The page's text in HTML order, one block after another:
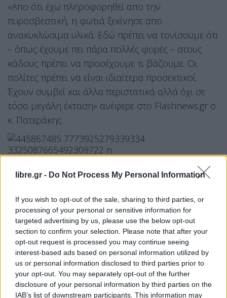
libre.gr - Do Not Process My Personal Information
If you wish to opt-out of the sale, sharing to third parties, or
processing of your personal or sensitive information for
targeted advertising by us, please use the below opt-out
section to confirm your selection. Please note that after your
opt-out request is processed you may continue seeing
interest-based ads based on personal information utilized by
us or personal information disclosed to third parties prior to
your opt-out. You may separately opt-out of the further
disclosure of your personal information by third parties on the
IAB’s list of downstream participants. This information may
«Απο ότι έχω πληροφορηθεί απο την
πυροσβεστική, η φωτιά ξεκίνησε απο
ανακυκλώσιμα υλικά. Εδώ πρέπει να τονίσουμε ότι
– όπως έχουμε πει πάρα πολλές φορές – στους
κάδους πρέπει να προσέχουμε τι βάζουμε. Οι
πολίτες πρέπει να είναι ιδιαίτερα προσεκτικοί.
Έχουν συμβεί και άλλα περιστατικά αλλά όχι σε
τόσο μεγάλη έκταση» ανέφερε στο Flashnews.gr ο
κ. Πατεράκης.
εγκαταστάσεις φαίνεται να είναι αρκετά μεγάλη
και μόλις κατασβεστεί η φωτιά θα γίνει αποτίμηση
και άμεσα θα ξεκινήσουν οι εργασίες
αποκατάστασης. Στο μεταξύ το εργοστάσιο θα
συνεχίσει την κανονική του λειτουργία, καθώς
όπως είπε ο Γενικός Διευθυντής της ΔΕΔΙΣΑ,
υπάρχουν εναλλακτικές λύσεις για να συνεχίσει η